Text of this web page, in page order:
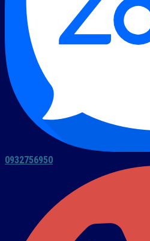
0932756950